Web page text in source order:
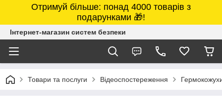
Отримуй більше: понад 4000 товарів з
подарунками 🎁!
Інтернет-магазин систем безпеки
Товари та послуги Відеоспостереження